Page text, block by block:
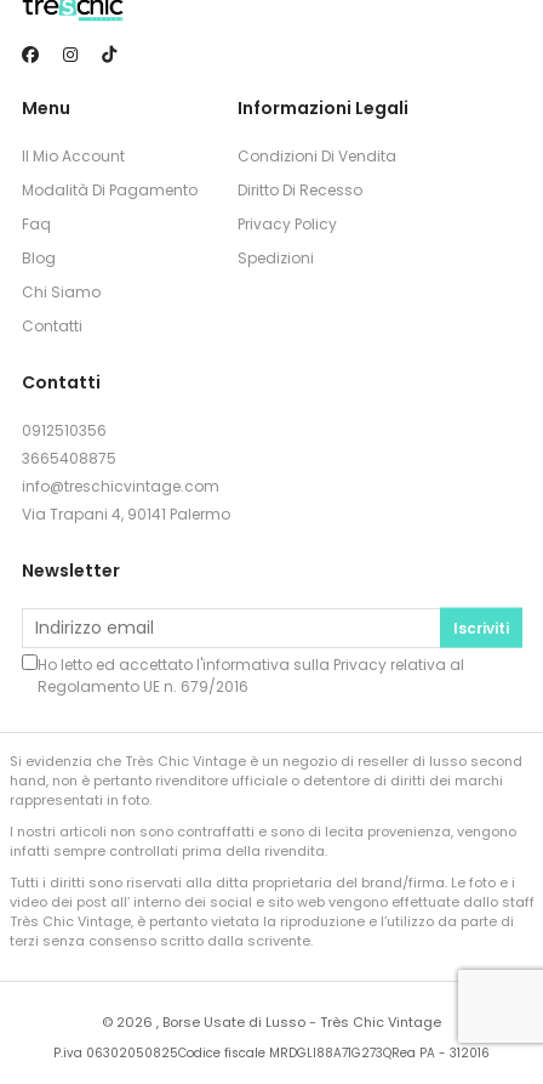
Menu
Il Mio Account
Modalità Di Pagamento
Faq
Blog
Chi Siamo
Contatti
Informazioni Legali
Condizioni Di Vendita
Diritto Di Recesso
Privacy Policy
Spedizioni
Contatti
0912510356
3665408875
info@treschicvintage.com
Via Trapani 4, 90141 Palermo
Newsletter
Iscriviti
Ho letto ed accettato l'informativa sulla Privacyrelativa al
Regolamento UE n. 679/2016
Si evidenzia che Très Chic Vintage è un negozio di reseller di lusso second
hand, non è pertanto rivenditore ufficiale o detentore di diritti dei marchi
rappresentati in foto.
I nostri articoli non sono contraffatti e sono di lecita provenienza, vengono
infatti sempre controllati prima della rivendita.
Tutti i diritti sono riservati alla ditta proprietaria del brand/firma. Le foto e i
video dei post all’ interno dei social e sito web vengono effettuate dallo staff
Très Chic Vintage, è pertanto vietata la riproduzione e l’utilizzo da parte di
terzi senza consenso scritto dalla scrivente.
© 2026 , Borse Usate di Lusso - Très Chic Vintage
P.iva 06302050825Codice fiscale MRDGLI88A71G273QRea PA - 312016